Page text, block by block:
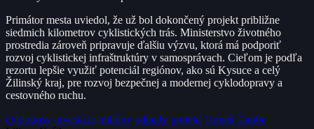
Primátor mesta uviedol, že už bol dokončený projekt približne
siedmich kilometrov cyklistických trás. Ministerstvo životného
prostredia zároveň pripravuje ďalšiu výzvu, ktorá má podporiť
rozvoj cyklistickej infraštruktúry v samosprávach. Cieľom je podľa
rezortu lepšie využiť potenciál regiónov, ako sú Kysuce a celý
Žilinský kraj, pre rozvoj bezpečnej a modernej cyklodopravy a
cestovného ruchu.
cyklotrasy investície milióny odpady projekt Tomáš Taraba